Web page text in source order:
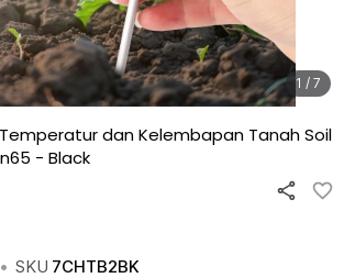
1 / 7
dan Kelembapan Tanah Soil
- Black
• SKU 7CHTB2BK